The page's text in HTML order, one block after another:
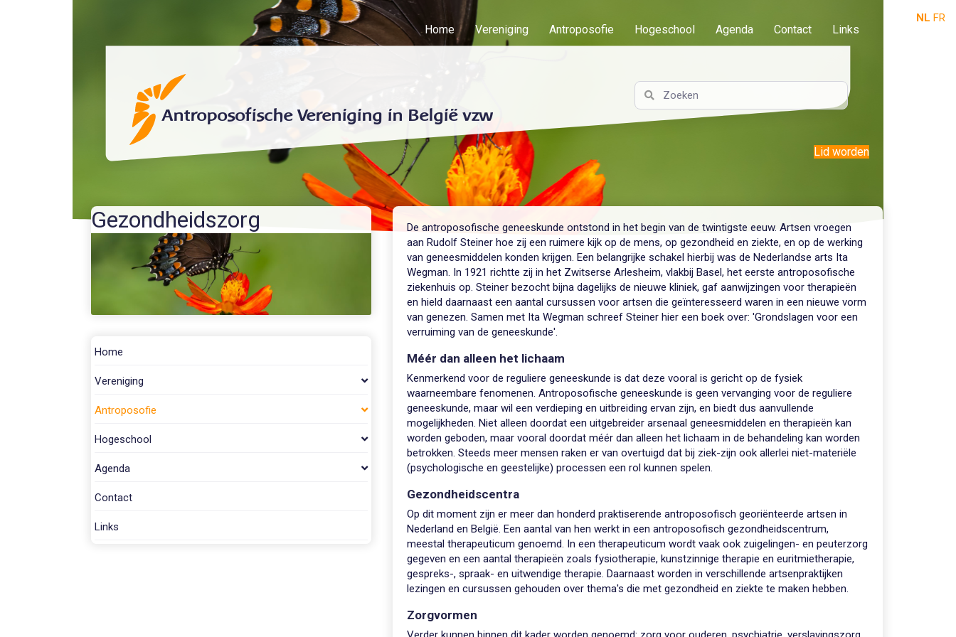
Home Vereniging Antroposofie Hogeschool Agenda Contact Links
Antroposofische Vereniging in België vzw
Lid worden
Gezondheidszorg
Home
Vereniging
Antroposofie
Hogeschool
Agenda
Contact
Links
De antroposofische geneeskunde ontstond in het begin van de twintigste eeuw. Artsen vroegen
aan Rudolf Steiner hoe zij een ruimere kijk op de mens, op gezondheid en ziekte, en op de werking
van geneesmiddelen konden krijgen. Een belangrijke schakel hierbij was de Nederlandse arts Ita
Wegman. In 1921 richtte zij in het Zwitserse Arlesheim, vlakbij Basel, het eerste antroposofische
ziekenhuis op. Steiner bezocht bijna dagelijks de nieuwe kliniek, gaf aanwijzingen voor therapieën
en hield daarnaast een aantal cursussen voor artsen die geïnteresseerd waren in een nieuwe vorm
van genezen. Samen met Ita Wegman schreef Steiner hier een boek over: 'Grondslagen voor een
verruiming van de geneeskunde'.
Méér dan alleen het lichaam
Kenmerkend voor de reguliere geneeskunde is dat deze vooral is gericht op de fysiek
waarneembare fenomenen. Antroposofische geneeskunde is geen vervanging voor de reguliere
geneeskunde, maar wil een verdieping en uitbreiding ervan zijn, en biedt dus aanvullende
mogelijkheden. Niet alleen doordat een uitgebreider arsenaal geneesmiddelen en therapieën kan
worden geboden, maar vooral doordat méér dan alleen het lichaam in de behandeling kan worden
betrokken. Steeds meer mensen raken er van overtuigd dat bij ziek-zijn ook allerlei niet-materiële
(psychologische en geestelijke) processen een rol kunnen spelen.
Gezondheidscentra
Op dit moment zijn er meer dan honderd praktiserende antroposofisch georiënteerde artsen in
Nederland en België. Een aantal van hen werkt in een antroposofisch gezondheidscentrum,
meestal therapeuticum genoemd. In een therapeuticum wordt vaak ook zuigelingen- en peuterzorg
gegeven en een aantal therapieën zoals fysiotherapie, kunstzinnige therapie en euritmietherapie,
gespreks-, spraak- en uitwendige therapie. Daarnaast worden in verschillende artsenpraktijken
lezingen en cursussen gehouden over thema's die met gezondheid en ziekte te maken hebben.
Zorgvormen
NL FR